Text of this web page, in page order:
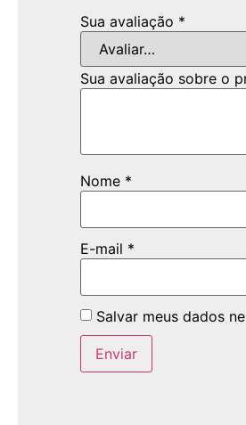
Sua avaliação *
Sua avaliação sobre o
Nome *
E-mail *
Salvar meus dados